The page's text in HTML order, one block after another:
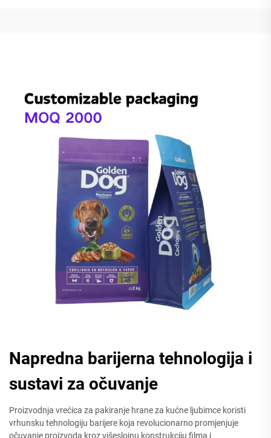
Napredna barijerna tehnologija i
sustavi za očuvanje
Proizvodnja vrećica za pakiranje hrane za kućne ljubimce koristi
vrhunsku tehnologiju barijere koja revolucionarno promjenjuje
očuvanje proizvoda kroz višeslojnu konstrukciju filma i